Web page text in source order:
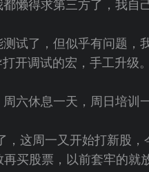
懒得求第三方了，我自
试了，但似乎有问题，
开调试的宏，手工升级。
六休息一天，周日培训
，这周一又开始打新股
买股票，以前套牢的